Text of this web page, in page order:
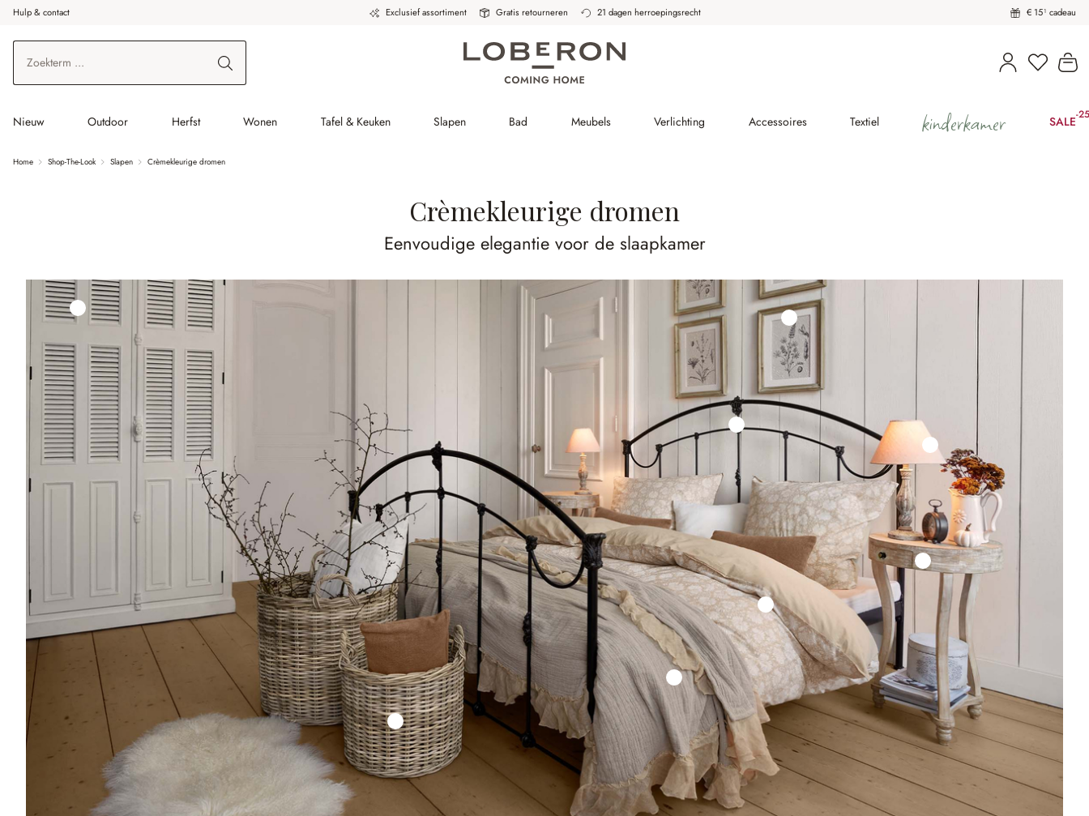
de hoofdinhoud
Ga naar zoeken
Ga naar de hoofdnavigatie
Hulp & contact Exclusief assortiment Gratis retourneren 21 dagen herroepingsrecht € 15¹ cadeau
U heeft
Nieuw Outdoor Herfst Wonen Tafel & Keuken Slapen Bad Meubels Verlichting Accessoires Textiel kinderkamer SALE-
Home Shop-The-Look Slapen Crèmekleurige dromen
Crèmekleurige dromen
Eenvoudige elegantie voor de slaapkamer